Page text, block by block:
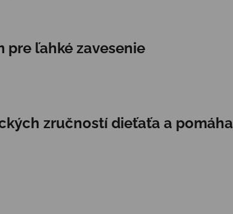
ľahké zavesenie
zručností dieťaťa a pomáha